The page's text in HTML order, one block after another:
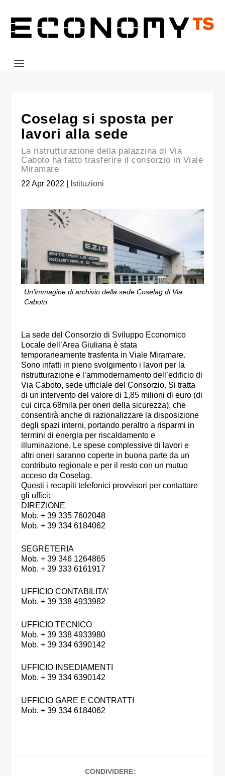
Coselag si sposta per
lavori alla sede
La ristrutturazione della palazzina di Via
Caboto ha fatto trasferire il consorzio in Viale
Miramare
22 Apr 2022 Istituzioni
Un'immagine di archivio della sede Coselag di Via
Caboto.
La sede del Consorzio di Sviluppo Economico
Locale dell’Area Giuliana è stata
temporaneamente trasferita in Viale Miramare.
Sono infatti in pieno svolgimento i lavori per la
ristrutturazione e l’ammodernamento dell’edificio di
Via Caboto, sede ufficiale del Consorzio. Si tratta
di un intervento del valore di 1,85 milioni di euro (di
cui circa 68mila per oneri della sicurezza), che
consentirà anche di razionalizzare la disposizione
degli spazi interni, portando peraltro a risparmi in
termini di energia per riscaldamento e
illuminazione. Le spese complessive di lavori e
altri oneri saranno coperte in buona parte da un
contributo regionale e per il resto con un mutuo
acceso da Coselag.
Questi i recapiti telefonici provvisori per contattare
gli uffici:
DIREZIONE
Mob. + 39 335 7602048
Mob. + 39 334 6184062
SEGRETERIA
Mob. + 39 346 1264865
Mob. + 39 333 6161917
UFFICIO CONTABILITA’
Mob. + 39 338 4933982
UFFICIO TECNICO
Mob. + 39 338 4933980
Mob. + 39 334 6390142
UFFICIO INSEDIAMENTI
Mob. + 39 334 6390142
UFFICIO GARE E CONTRATTI
Mob. + 39 334 6184062
CONDIVIDERE: